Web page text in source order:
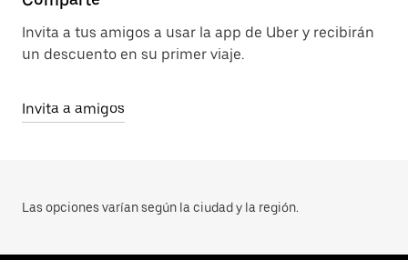
Invita a tus amigos a usar la app de Uber y recibirán
un descuento en su primer viaje.
Invita a amigos
Las opciones varían según la ciudad y la región.